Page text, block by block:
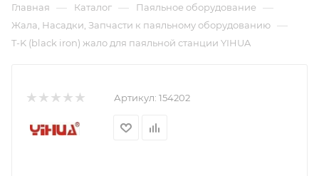
Главная — Каталог — Паяльное оборудование —
Жала, Насадки, Запчасти к паяльному оборудованию —
T-K (black iron) жало для паяльной станции YIHUA
Артикул: 154202